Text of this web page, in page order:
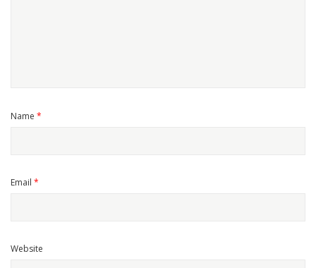
Name *
Email *
Website